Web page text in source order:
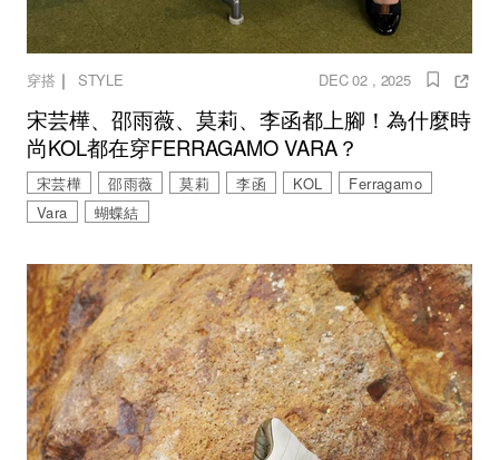
穿搭 ｜ STYLE DEC 02 , 2025
宋芸樺、邵雨薇、莫莉、李函都上腳！為什麼時
尚KOL都在穿FERRAGAMO VARA？
宋芸樺 邵雨薇 莫莉 李函 KOL
Ferragamo
Vara
蝴蝶結